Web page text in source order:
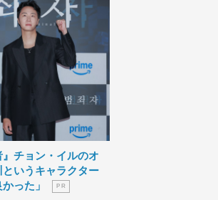
チョン・イルのオ
いうキャラクター
った」
P R